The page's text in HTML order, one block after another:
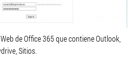
de Office 365 que contiene Outlook,
Sitios.